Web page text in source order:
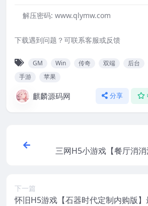
解压密码: www.qlymw.com
下载遇到问题？可联系客服或反馈
GM Win 传奇 双端 后台
手游
苹果
麒麟源码网 分享
三网H5小游戏【餐厅消消
下一篇
怀旧H5游戏【石器时代定制内购版】